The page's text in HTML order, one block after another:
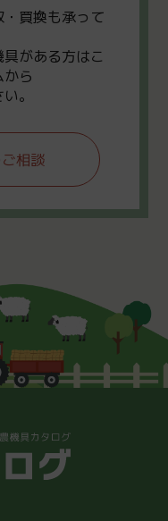
買換も承って
がある方はこ
ら
。
相談